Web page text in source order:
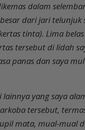
dalam
dari jari telunjuk
tinta). Lima
tersebut di lidah
panas dan saya
lainnya yang saya
tersebut,
mata, mual-mual